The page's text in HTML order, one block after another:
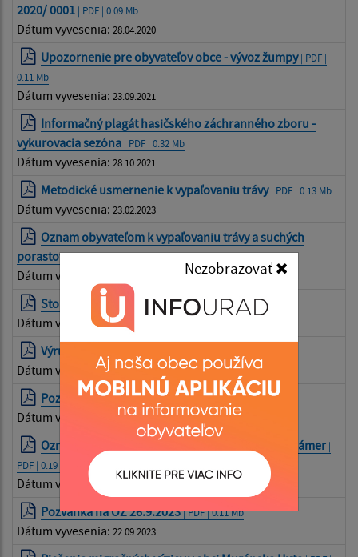
Nezobrazovať
2020/ 0001 | PDF | 0.09 Mb
Dátum vyvesenia: 28.04.2020
Upozornenie pre obyvateľov obce - vývoz žumpy| PDF |
0.11 Mb
Dátum vyvesenia: 23.09.2021
Informačný plagát hasičského záchranného zboru -
vykurovacia sezóna | PDF | 0.32 Mb
Dátum vyvesenia: 28.10.2021
Metodické usmernenie k vypaľovaniu trávy| PDF | 0.13 Mb
Dátum vyvesenia: 23.02.2023
Oznam obyvateľom k vypaľovaniu trávy a suchých
porastov| PDF | 0.17 Mb
Dátum vyvesenia:
Stop vypaľovaniu trávy | PDF | 0.75 Mb
Dátum vyvesenia:22.02.2023
Výrub drevín
Dátum vyvesenia: 28.03.2023
Pozvánka na OZ 30.6.2023 | PDF | 0.11 Mb
Dátum vyvesenia: 26.06.2023
Oznámenioe o spôsobe predaja nehnutelnosti zámer |
PDF | 0.19 Mb
Dátum vyvesenia:
Pozvánka na OZ 26.9.2023| PDF | 0.11 Mb
Dátum vyvesenia: 22.09.2023